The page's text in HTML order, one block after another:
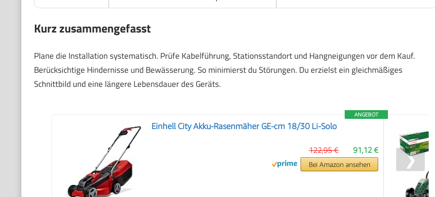
Kurz zusammengefasst
Plane die Installation systematisch. Prüfe Kabelführung, Stationsstandort und Hangneigungen vor dem Kauf.
Berücksichtige Hindernisse und Bewässerung. So minimierst du Störungen. Du erzielst ein gleichmäßiges
Schnittbild und eine längere Lebensdauer des Geräts.
ANGEBOT
Einhell City Akku-Rasenmäher GE-cm 18/30 Li-Solo
91,12 €
122,95 €
Bei Amazon ansehen ❯